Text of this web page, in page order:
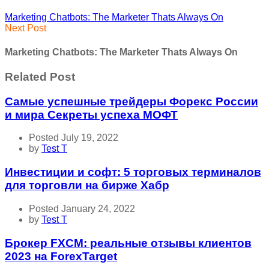
Marketing Chatbots: The Marketer Thats Always On
Next Post
Marketing Chatbots: The Marketer Thats Always On
Related Post
Самые успешные трейдеры Форекс России
и мира Секреты успеха МОФТ
Posted July 19, 2022
by Test T
Инвестиции и софт: 5 торговых терминалов
для торговли на бирже Хабр
Posted January 24, 2022
by Test T
Брокер FXCM: реальные отзывы клиентов
2023 на ForexTarget